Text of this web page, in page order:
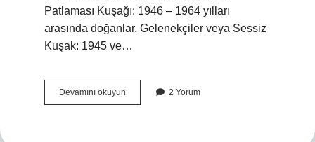
Patlaması Kuşağı: 1946 – 1964 yılları
arasında doğanlar. Gelenekçiler veya Sessiz
Kuşak: 1945 ve…
Devamını okuyun
Kuşağı
2 Yorum